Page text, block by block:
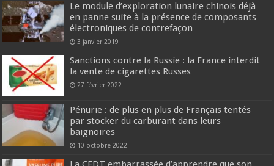
Le module d’exploration lunaire chinois déjà
en panne suite à la présence de composants
électroniques de contrefaçon
3 janvier 2019
Sanctions contre la Russie : la France interdit
la vente de cigarettes Russes
27 février 2022
Pénurie : de plus en plus de Français tentés
par stocker du carburant dans leurs
baignoires
10 octobre 2022